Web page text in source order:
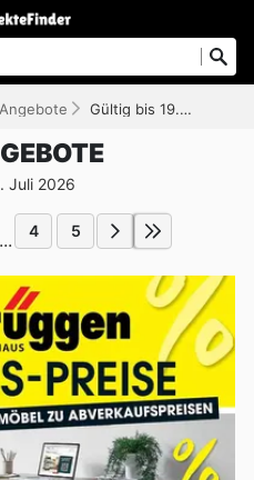
Angebote Gültig bis 19.07.2026
Juli 2026
... 4 5